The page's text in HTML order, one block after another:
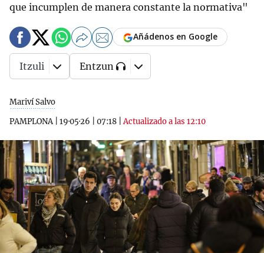
que incumplen de manera constante la normativa"
Mariví Salvo
PAMPLONA| 19·05·26 07:18 |Actualizado a las 12:10
Añádenos en Google
Itzuli Entzun